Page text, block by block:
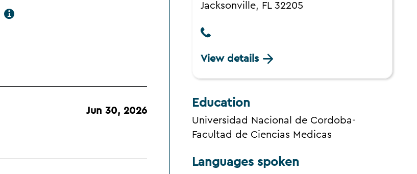
Jacksonville, FL 32205
View details
Education
Universidad Nacional de Cordoba-
Facultad de Ciencias Medicas
Languages spoken
Jun 30, 2026